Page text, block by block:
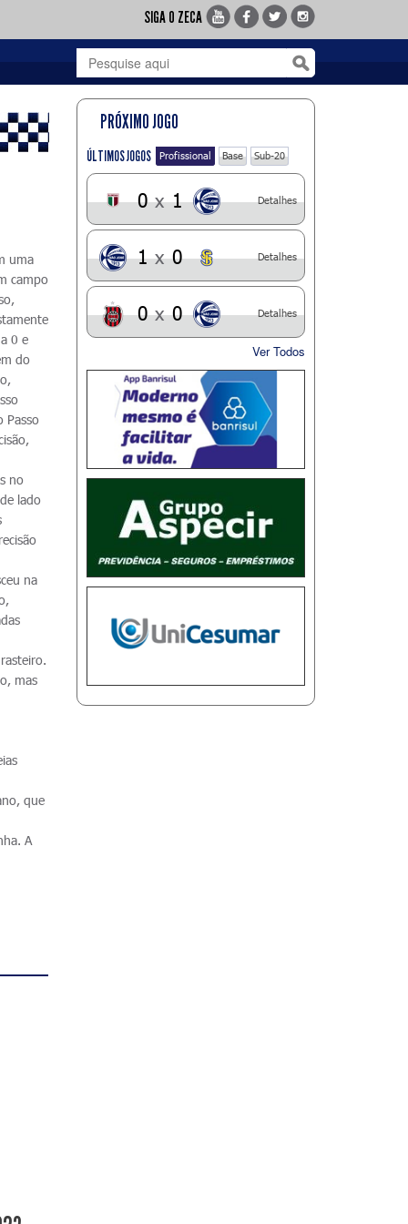
SIGA O ZECA
uma
campo
0 e
do
Passo
no
lado
na
mas
que
A
PRÓXIMO JOGO
ÚLTIMOS JOGOS Profissional Base Sub-20
0 x 1 Detalhes
1 x 0 Detalhes
0 x 0 Detalhes
Ver Todos